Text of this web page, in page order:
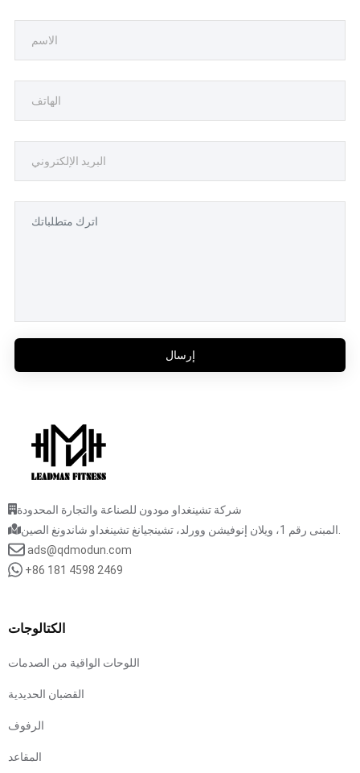
إرسال
شركة تشينغداو مودون للصناعة والتجارة المحدودة
ads@qdmodun.com
+86 181 4598 2469
الكتالوجات
اللوحات الواقية من الصدمات
القضبان الحديدية
الرفوف
المقاعد